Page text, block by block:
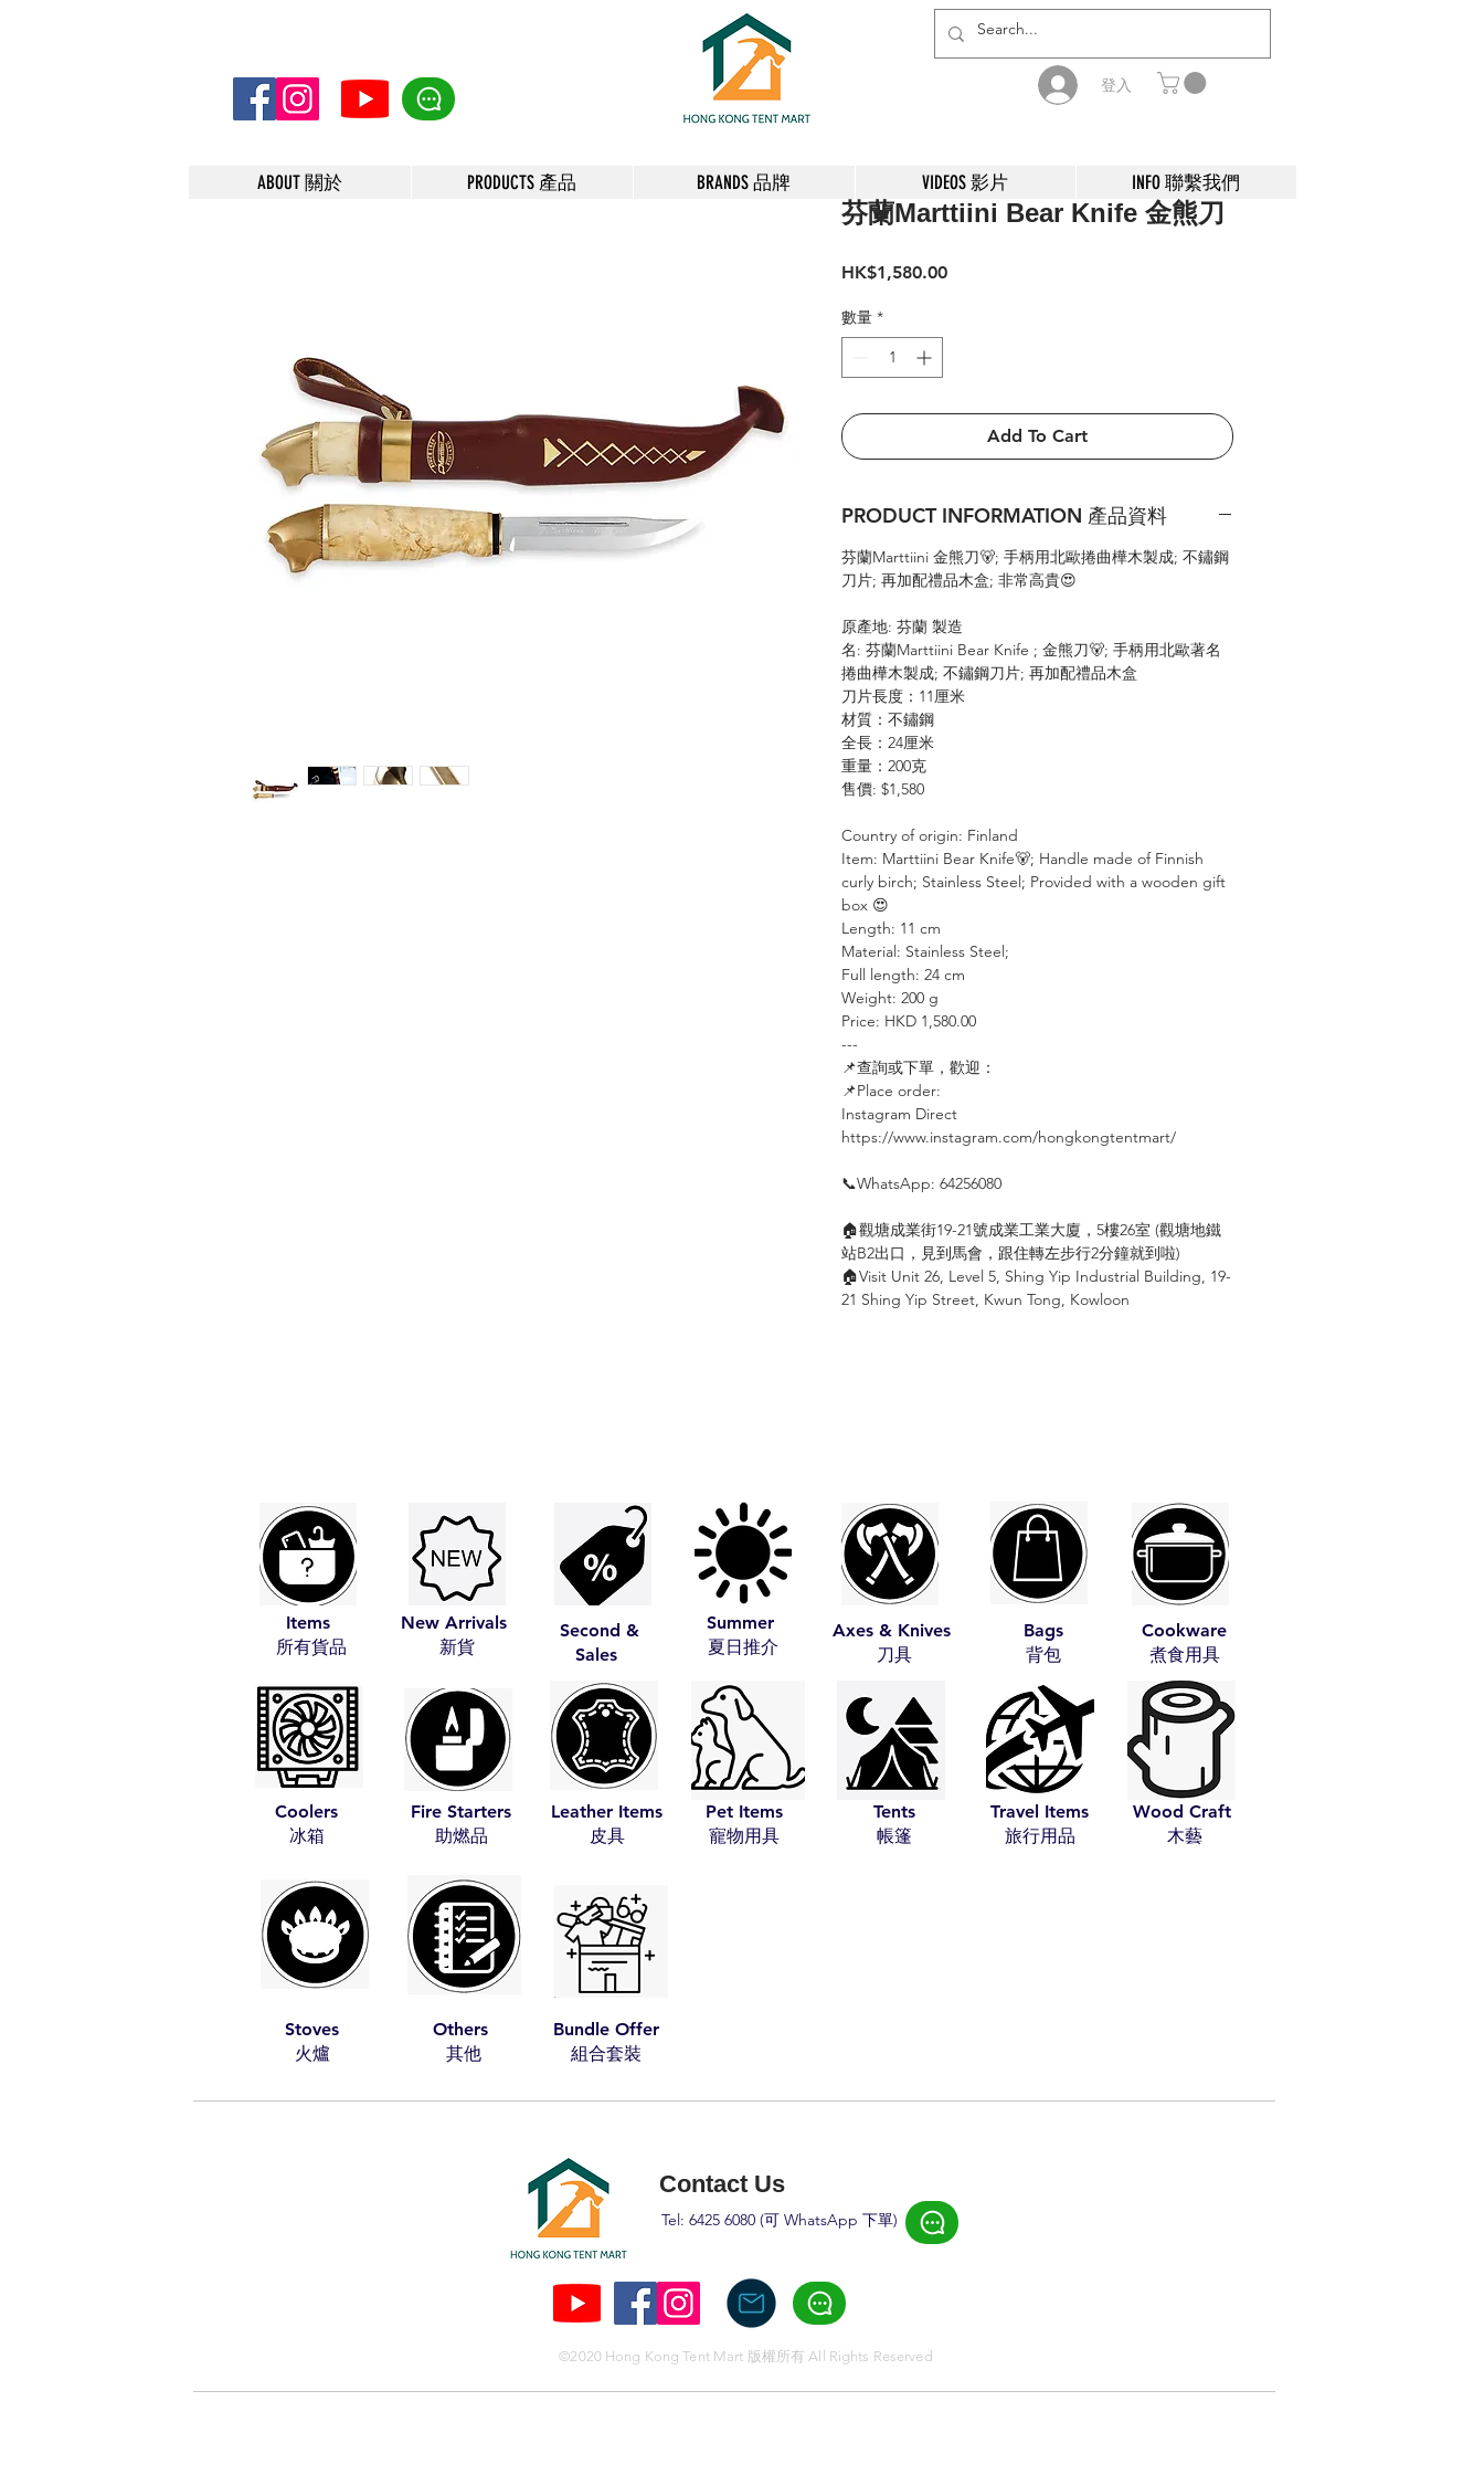
登入
ABOUT 關於 PRODUCTS 產品 BRANDS 品牌 VIDEOS 影片 INFO 聯繫我們
芬蘭Marttiini Bear Knife 金熊刀
HK$1,580.00價
數量 *
Add To Cart
PRODUCT INFORMATION 產品資料
芬蘭Marttiini 金熊刀🐻; 手柄用北歐捲曲樺木製成; 不鏽鋼
刀片; 再加配禮品木盒; 非常高貴😍
原產地: 芬蘭 製造
名: 芬蘭Marttiini Bear Knife ; 金熊刀🐻; 手柄用北歐著名
捲曲樺木製成; 不鏽鋼刀片; 再加配禮品木盒
刀片長度： 11厘米
材質：不鏽鋼
全長： 24厘米
重量： 200克
售價: $1,580
Country of origin: Finland
Item: Marttiini Bear Knife🐻; Handle made of Finnish
curly birch; Stainless Steel; Provided with a wooden gift
box 😍
Length: 11 cm
Material: Stainless Steel;
Full length: 24 cm
Weight: 200 g
Price: HKD 1,580.00
---
📌查詢或下單，歡迎：
📌Place order:
Instagram Direct
https://www.instagram.com/hongkongtentmart/
📞WhatsApp: 64256080
🏠觀塘成業街19-21號成業工業大廈， 5樓26室 (觀塘地鐵
站B2出口，見到馬會，跟住轉左步行2分鐘就到啦)
🏠Visit Unit 26, Level 5, Shing Yip Industrial Building, 19-
21 Shing Yip Street, Kwun Tong, Kowloon
Items
​所有貨品
Coolers
​冰箱
New Arrivals
​新貨
Fire Starters
​助燃品
Second &
Sales
Leather Items
​皮具
Summer
​夏日推介
Pet Items
​寵物用具
Axes & Knives
​刀具
Tents
​帳篷
Bags
​背包
Travel Items
​旅行用品
Cookware
​煮食用具
Wood Craft
​木藝
Stoves
​火爐
Others
​其他
Bundle Offer
​組合套裝​​
Contact Us
Tel: 6425 6080 (可 WhatsApp 下單)
©2020 Hong Kong Tent Mart 版權所有 All Rights Reserved